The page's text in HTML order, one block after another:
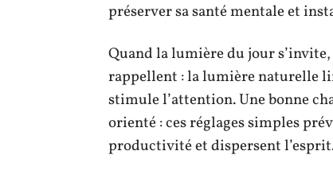
préserver sa santé mentale et
Quand la lumière du jour
rappellent : la lumière naturelle
stimule l’attention. Une bonne
orienté : ces réglages simples
productivité et dispersent